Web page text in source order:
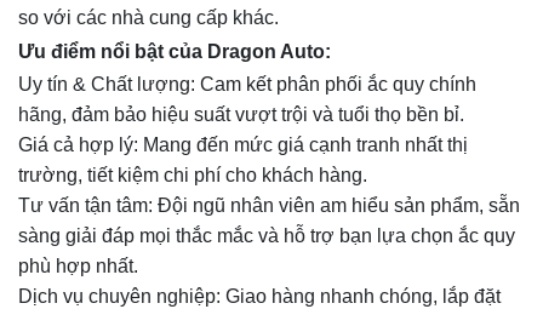
so với các nhà cung cấp khác.
Ưu điểm nổi bật của Dragon Auto:
Uy tín & Chất lượng: Cam kết phân phối ắc quy chính
hãng, đảm bảo hiệu suất vượt trội và tuổi thọ bền bỉ.
Giá cả hợp lý: Mang đến mức giá cạnh tranh nhất thị
trường, tiết kiệm chi phí cho khách hàng.
Tư vấn tận tâm: Đội ngũ nhân viên am hiểu sản phẩm, sẵn
sàng giải đáp mọi thắc mắc và hỗ trợ bạn lựa chọn ắc quy
phù hợp nhất.
Dịch vụ chuyên nghiệp: Giao hàng nhanh chóng, lắp đặt